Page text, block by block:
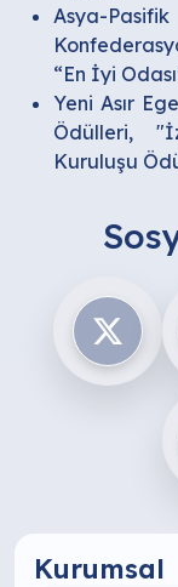
Asya-
“En İyi
Yeni Asır
Ödülleri,
Kuruluşu
Kurumsal